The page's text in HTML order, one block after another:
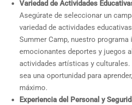
Variedad de Actividades
Asegúrate de seleccionar un
variedad de actividades
Summer Camp, nuestro programa
emocionantes deportes y juegos
actividades artísticas y culturales.
sea una oportunidad para
máximo.
Experiencia del Personal y